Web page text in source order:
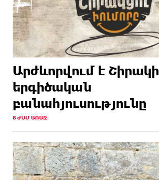
Արժևորվում է Շիրակի
երգիծական
բանահյուսությունը
8 ԺԱՄ ԱՌԱՋ